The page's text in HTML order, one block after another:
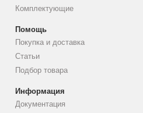
Комплектующие
Помощь
Покупка и доставка
Статьи
Подбор товара
Информация
Документация